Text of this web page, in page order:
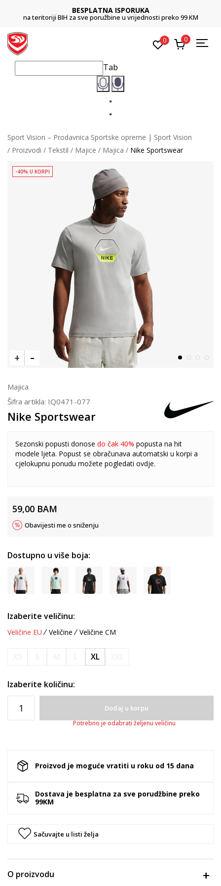
BESPLATNA ISPORUKA
na teritoriji BIH za sve poružbine u vrijednosti preko 99 KM
0 0
Tab
Sport Vision – Prodavnica Sportske opreme | Sport Vision
Proizvodi
Tekstil Majice Majica Nike Sportswear
-40% U KORPI
Majica
Šifra artikla: IQ0471-077
Nike Sportswear
Sezonski popusti donose do čak 40% popusta na hit
modele ljeta. Popust se obračunava automatski u korpi a
cjelokupnu ponudu možete pogledati ovdje.
59,00 BAM
Obavijesti me o sniženju
Dostupno u više boja:
Izaberite veličinu:
Veličine EU Veličine Veličine CM
XL
Izaberite količinu:
Dodaj u korpu
Potrebno je odabrati željenu veličinu
Proizvod je moguće vratiti u roku od 15 dana
Dostava je besplatna za sve porudžbine preko
99KM
Sačuvajte u listi želja
O proizvodu